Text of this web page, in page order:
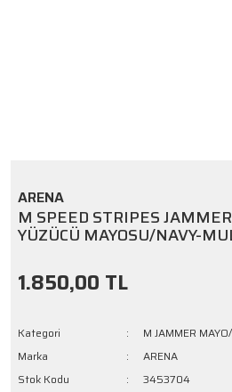
ARENA
M SPEED STRIPES
YÜZÜCÜ MAYOSU/NAVY-
1.850,00 TL
Kategori
M JAMMER
Marka
ARENA
Stok Kodu
3453704